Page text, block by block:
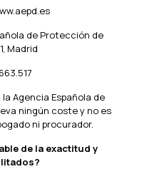
de Protección de
Madrid
Agencia Española de
ningún coste y no es
ni procurador.
de la exactitud y